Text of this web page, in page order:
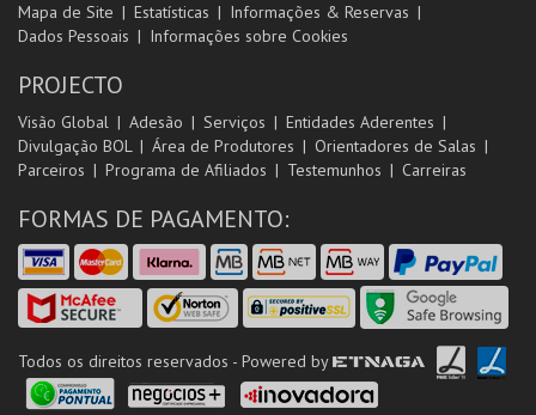
Mapa de Site
Estatísticas
Informações & Reservas
Dados Pessoais
Informações sobre Cookies
PROJECTO
Visão Global Adesão Serviços
Entidades Aderentes
Divulgação BOL
Área de Produtores
Orientadores de Salas
Parceiros
Programa de Afiliados Testemunhos Carreiras
FORMAS DE PAGAMENTO:
Todos os direitos reservados - Powered by ETNAGA